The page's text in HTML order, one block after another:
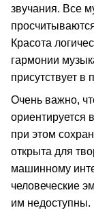
звучания. Все
Красота
гармонии
присутствует в
Очень важно,
ориентируется
при этом
открыта для
машинному
человеческие
им недоступны.